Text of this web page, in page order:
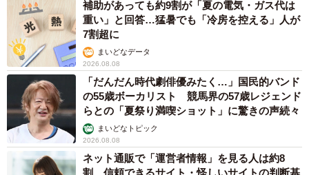
デルがいる 比叡山延暦寺の僧侶が語る伝説と
は
浅井 佳穂
2026.08.08
熊本地震でペット同伴の避難を諦める人に胸を
痛め… 被災ペットの受け入れ先をアプリに表
示する「動物避難所マップ」が始動
平藤 清刀
2026.08.08
原則ゆるっと週3勤務 カード支払い日直前は
鬼出勤 借金に追われる風俗嬢 それでも足り